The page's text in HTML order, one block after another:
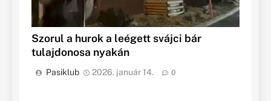
Szorul a hurok a leégett svájci bár
tulajdonosa nyakán
Pasiklub 2026. január 14. 0